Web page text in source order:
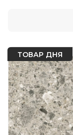
ТОВАР ДНЯ